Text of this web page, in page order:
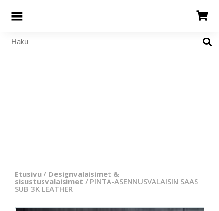
Etusivu / Designvalaisimet &
sisustusvalaisimet / PINTA-ASENNUSVALAISIN SAAS
SUB 3K LEATHER